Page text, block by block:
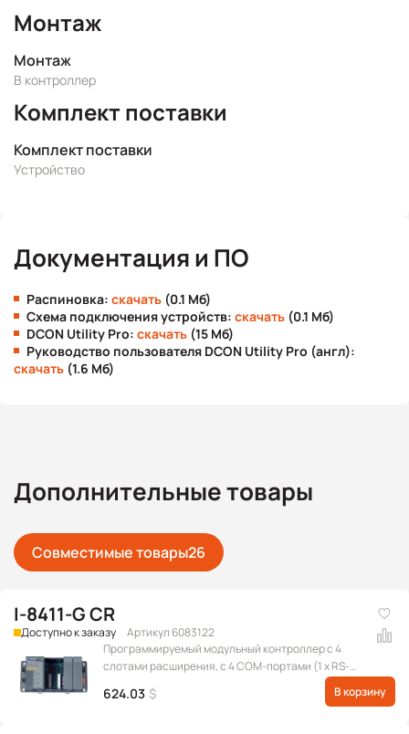
Монтаж
Монтаж
В контроллер
Комплект поставки
Комплект поставки
Устройство
Документация и ПО
Распиновка: скачать (0.1 Мб)
Схема подключения устройств: скачать (0.1 Мб)
DCON Utility Pro: скачать (15 Мб)
Руководство пользователя DCON Utility Pro (англ):
скачать (1.6 Мб)
Дополнительные товары
Совместимые товары26
I-8411-G CR
Доступно к заказу
Артикул 6083122
Программируемый модульный контроллер с 4
слотами расширения, с 4 COM-портами (1 x RS-
232 для обновления прошивки, 1 x RS-485, 1 x RS-
232/RS-485, 1 x RS-232), серого цвета
624.03 $ В корзину